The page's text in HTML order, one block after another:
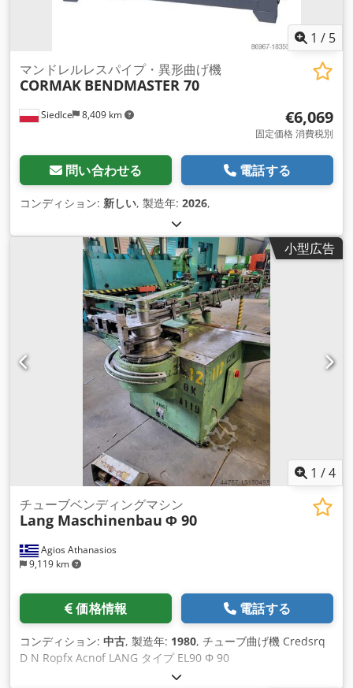
1 / 5
Siedlce 8,409 km
マンドレルレスパイプ・異形曲げ機
CORMAK BENDMASTER 70
€6,069
固定価格 消費税別
問い合わせる 電話する
コンディション: 新しい, 製造年: 2026,
小型広告
1 /4
Agios Athanasios
9,119 km
チューブベンディングマシン
Lang Maschinenbau Φ 90
価格情報 電話する
コンディション: 中古, 製造年: 1980, チューブ曲げ機 Credsrq
D N Ropfx Acnof LANG タイプ EL90 Φ 90